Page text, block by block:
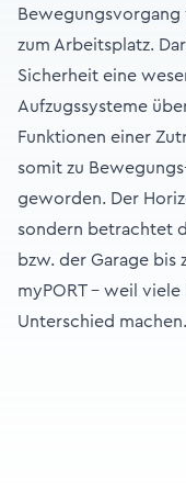
Bewegungsvorgang
zum Arbeitsplatz.
Sicherheit eine
Aufzugssysteme
Funktionen einer
somit zu
geworden. Der
sondern betrachtet
bzw. der Garage bis
myPORT – weil
Unterschied machen.